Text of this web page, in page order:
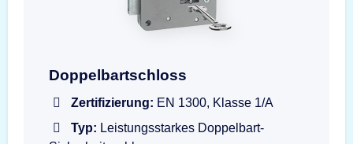
Doppelbartschloss mit Schlüssel
Doppelbartschloss
Zertifizierung: EN 1300, Klasse 1/A
Typ: Leistungsstarkes Doppelbart-